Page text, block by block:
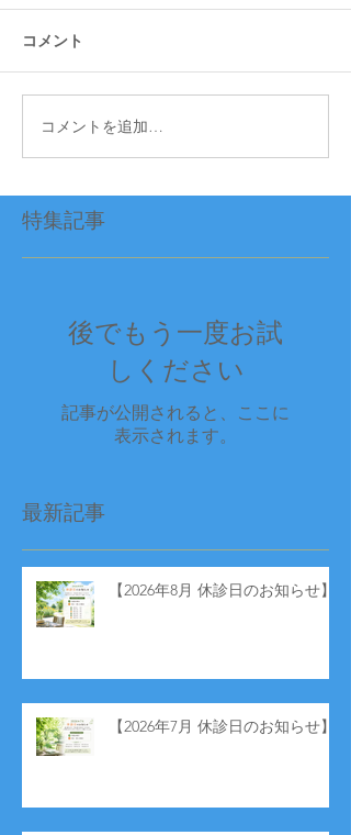
コメント
コメントを追加…
特集記事
後でもう一度お試
しください
記事が公開されると、ここに
表示されます。
最新記事
【2026年8月 休診日のお知らせ】
【2026年7月 休診日のお知らせ】